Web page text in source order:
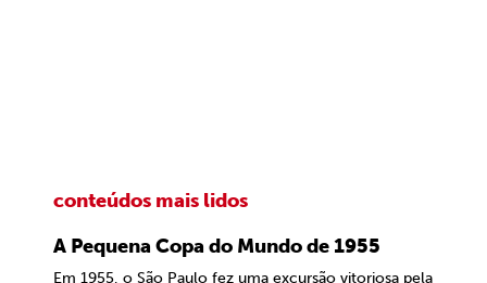
conteúdos mais lidos
A Pequena Copa do Mundo de 1955
Em 1955, o São Paulo fez uma excursão vitoriosa pela